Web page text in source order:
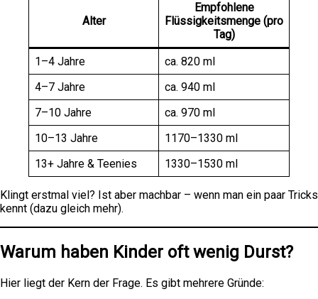
Alter
Empfohlene
Flüssigkeitsmenge (pro
Tag)
1–4 Jahre
ca. 820 ml
4–7 Jahre
ca. 940 ml
7–10 Jahre
ca. 970 ml
10–13 Jahre
1170–1330 ml
13+ Jahre & Teenies
1330–1530 ml
Klingt erstmal viel? Ist aber machbar – wenn man ein paar Tricks
kennt (dazu gleich mehr).
Warum haben Kinder oft wenig Durst?
Hier liegt der Kern der Frage. Es gibt mehrere Gründe: